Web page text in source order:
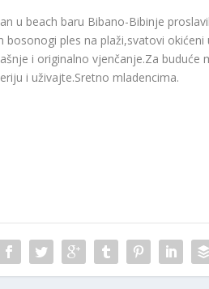
u beach baru Bibano-Bibinje
bosonogi ples na plaži,svatovi okićeni
i originalno vjenčanje.Za buduće
i uživajte.Sretno mladencima.